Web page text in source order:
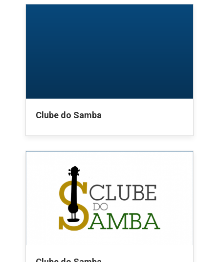
Clube do Samba